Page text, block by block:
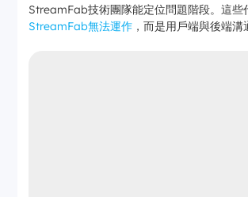
StreamFab技術團隊能定位問題階段。這些
StreamFab無法運作 ，而是用戶端與後端溝